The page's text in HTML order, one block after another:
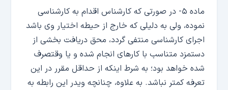
ماده ۵- در صورتی که کارشناس اقدام به کارشناسی
نموده، ولی به دلیلی که خارج از حیطه اختیار وی باشد
اجرای کارشناسی منتفی گردد، محق دریافت بخشی از
دستمزد متناسب با کار‌های انجام شده و یا وقتصرف
شده خواهد بود؛ به شرط اینکه از حداقل مقرر در این
تعرفه کمتر نباشد. به علاوه، چنانچه ویدر این رابطه به